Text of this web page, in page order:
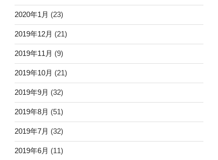
2020年1月 (23)
2019年12月 (21)
2019年11月 (9)
2019年10月 (21)
2019年9月 (32)
2019年8月 (51)
2019年7月 (32)
2019年6月 (11)